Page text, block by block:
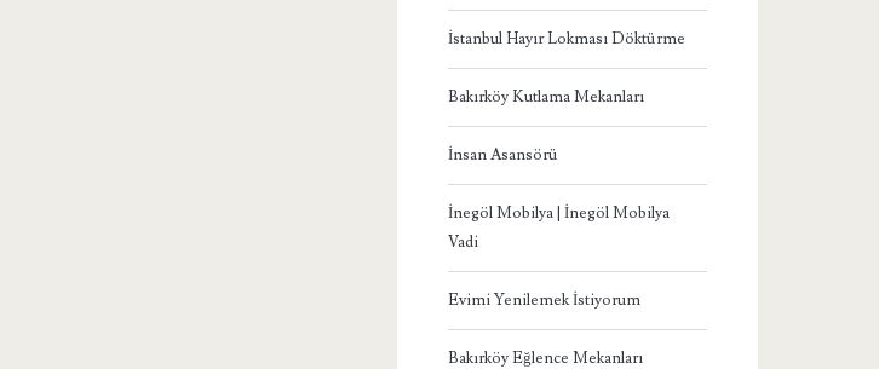
İstanbul Hayır Lokması Döktürme
Bakırköy Kutlama Mekanları
İnsan Asansörü
İnegöl Mobilya | İnegöl Mobilya
Vadi
Evimi Yenilemek İstiyorum
Bakırköy Eğlence Mekanları